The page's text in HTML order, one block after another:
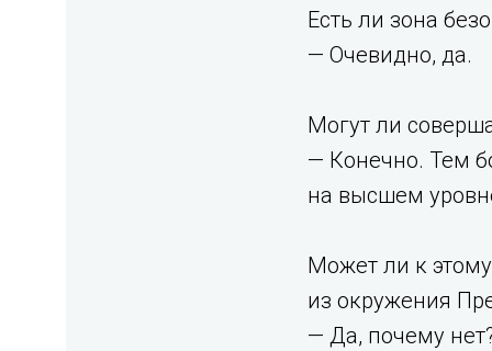
Есть ли зона
— Очевидно, да.
Могут ли
— Конечно. Тем
на высшем
Может ли к
из окружения
— Да, почему